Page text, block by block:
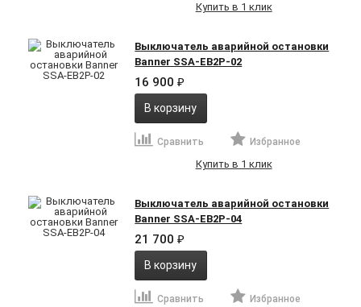
Купить в 1 клик
Выключатель аварийной остановки
Banner SSA-EB2P-02
16 900₽
В корзину
Сравнить Избранное
Купить в 1 клик
Выключатель аварийной остановки
Banner SSA-EB2P-04
21 700₽
В корзину
Сравнить Избранное